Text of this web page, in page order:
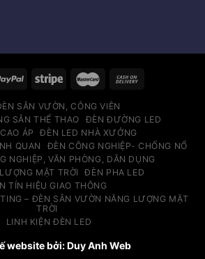
SÂN VƯỜN, CÔNG VIÊN
SÂN THỂ THAO
ĐÈN ĐƯỜNG LED
ÁP
ĐÈN LED NHÀ XƯỞNG
QUAN
ĐÈN CÔNG NGHIỆP- CHỐNG NỔ
NGHIỆP, VĂN PHÒNG, DÂN DỤNG
MẶT TRỜI
ĐÈN PHA LED
TÍN HIỆU GIAO THÔNG
– ĐÈN SÂN VƯỜN NĂNG LƯỢNG MẶT
TRỜI
LINH KIỆN ĐÈN LED
website bởi: Duy Anh Web